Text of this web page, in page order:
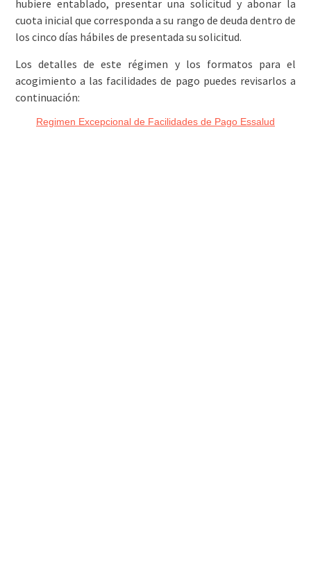
hubiere entablado, presentar una solicitud y abonar la
cuota inicial que corresponda a su rango de deuda dentro de
los cinco días hábiles de presentada su solicitud.
Los detalles de este régimen y los formatos para el
acogimiento a las facilidades de pago puedes revisarlos a
continuación:
Regimen Excepcional de Facilidades de Pago Essalud